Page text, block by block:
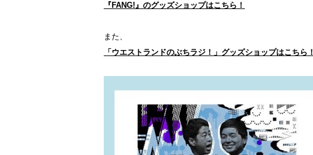
『FANG!』のグッズショップはこちら！
また、
「ウエストランドのぶちラジ！」グッズショップはこちら！